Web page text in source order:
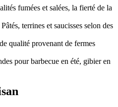
fumées et salées, la fierté de la
terrines et saucisses selon des
qualité provenant de fermes
pour barbecue en été, gibier en